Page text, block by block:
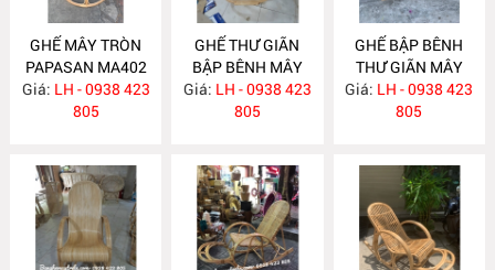
GHẾ MÂY TRÒN
PAPASAN MA402
Giá: LH - 0938 423
805
GHẾ THƯ GIÃN
BẬP BÊNH MÂY
TRE ĐAN MA401
Giá: LH - 0938 423
805
GHẾ BẬP BÊNH
THƯ GIÃN MÂY
TRE ĐAN MA384
Giá: LH - 0938 423
805